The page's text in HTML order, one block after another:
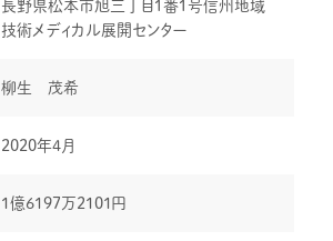
長野県松本市旭三丁目１番１号信州地域
技術メディカル展開センター
柳生 茂希
2020年4月
1億6197万2101円